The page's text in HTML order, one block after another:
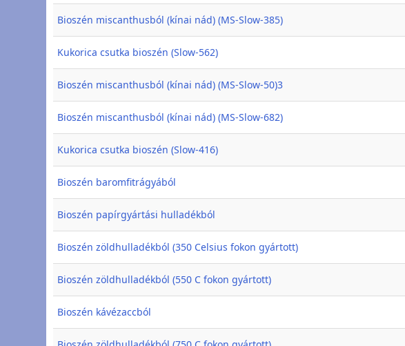
Bioszén miscanthusból (kínai nád) (MS-Slow-385)
Kukorica csutka bioszén (Slow-562)
Bioszén miscanthusból (kínai nád) (MS-Slow-50)3
Bioszén miscanthusból (kínai nád) (MS-Slow-682)
Kukorica csutka bioszén (Slow-416)
Bioszén baromfitrágyából
Bioszén papírgyártási hulladékból
Bioszén zöldhulladékból (350 Celsius fokon gyártott)
Bioszén zöldhulladékból (550 C fokon gyártott)
Bioszén kávézaccból